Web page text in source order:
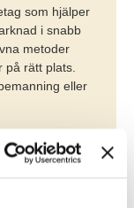
som hjälper
i snabb
metoder
rätt plats.
eller
smartare